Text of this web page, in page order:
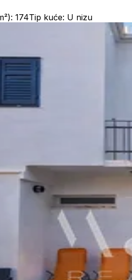
174Tip kuće: U nizu